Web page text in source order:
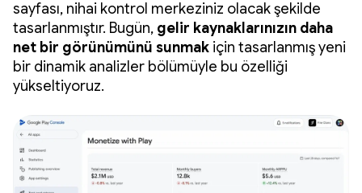
sayfası, nihai kontrol merkeziniz olacak şekilde
tasarlanmıştır. Bugün, gelir kaynaklarınızın daha
net bir görünümünü sunmak için tasarlanmış yeni
bir dinamik analizler bölümüyle bu özelliği
yükseltiyoruz.